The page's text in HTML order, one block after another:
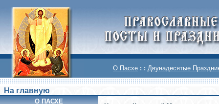
О Пасхе : : Двунадесятые
На главную
О ПАСХЕ